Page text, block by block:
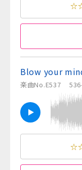
Blow your
楽曲No.E537